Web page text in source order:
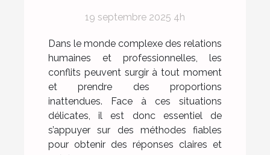
19 septembre 2025 4h
Dans le monde complexe des relations
humaines et professionnelles, les
conflits peuvent surgir à tout moment
et prendre des proportions
inattendues. Face à ces situations
délicates, il est donc essentiel de
s’appuyer sur des méthodes fiables
pour obtenir des réponses claires et